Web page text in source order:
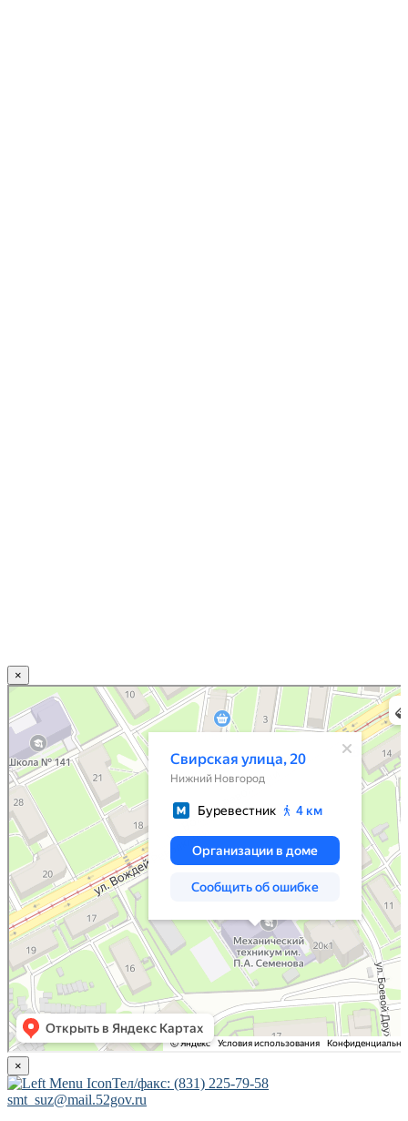
×
Нижний Новгород
Свирская улица, 20 — Яндекс.Карты
×
Тел/факс: (831) 225-79-58
smt_suz@mail.52gov.ru